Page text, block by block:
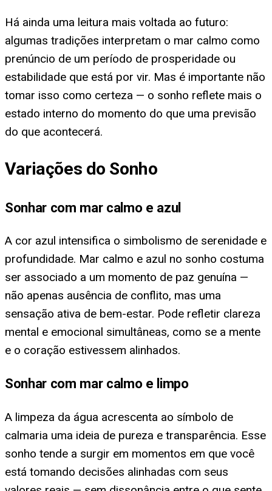
Há ainda uma leitura mais voltada ao futuro:
algumas tradições interpretam o mar calmo como
prenúncio de um período de prosperidade ou
estabilidade que está por vir. Mas é importante não
tomar isso como certeza — o sonho reflete mais o
estado interno do momento do que uma previsão
do que acontecerá.
Variações do Sonho
Sonhar com mar calmo e azul
A cor azul intensifica o simbolismo de serenidade e
profundidade. Mar calmo e azul no sonho costuma
ser associado a um momento de paz genuína —
não apenas ausência de conflito, mas uma
sensação ativa de bem-estar. Pode refletir clareza
mental e emocional simultâneas, como se a mente
e o coração estivessem alinhados.
Sonhar com mar calmo e limpo
A limpeza da água acrescenta ao símbolo de
calmaria uma ideia de pureza e transparência. Esse
sonho tende a surgir em momentos em que você
está tomando decisões alinhadas com seus